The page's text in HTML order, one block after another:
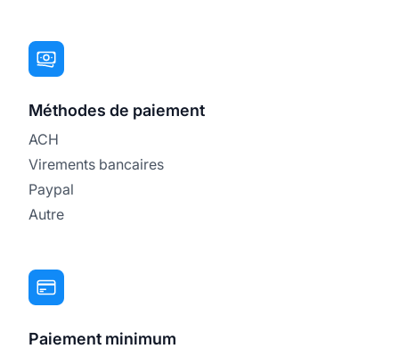
Méthodes de paiement
ACH
Virements bancaires
Paypal
Autre
Paiement minimum